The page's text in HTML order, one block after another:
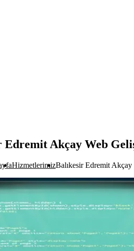
Edremit Akçay Web
HizmetlerimizBalıkesir Edremit